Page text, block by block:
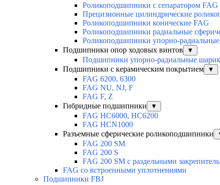
Роликоподшипники с сепаратором FAG
Прецизионные цилиндрические
Роликоподшипники конические FAG
Роликоподшипники радиальные
Роликоподшипники упорно-
Подшипники опор ходовых винтов
▼
Подшипники упорно-радиальные
Подшипники с керамическим покрытием
▼
FAG 6200, 6300
FAG NU, NJ, F
FAG F, Z
Гибридные подшипники
▼
FAG HC6000, HC6200
FAG HCN1000
Разъемные сферические роликоподшипники
FAG 200 SM
FAG 200 S
FAG 200 SM с раздельными
FAG со встроенными уплотнениями
Подшипники FBJ